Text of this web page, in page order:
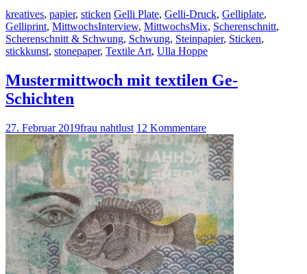
kreatives, papier, sticken Gelli Plate, Gelli-Druck, Gelliplate,
Gelliprint, MittwochsInterview, MittwochsMix, Scherenschnitt,
Scherenschnitt & Schwung, Schwung, Steinpapier, Sticken,
stickkunst, stonepaper, Textile Art, Ulla Hoppe
Mustermittwoch mit textilen Ge-
Schichten
27. Februar 2019frau nahtlust 12 Kommentare